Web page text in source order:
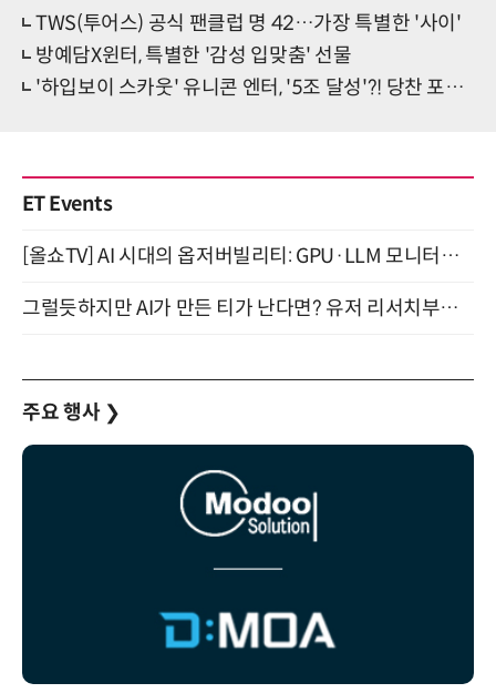
TWS(투어스) 공식 팬클럽 명 42…가장 특별한 '사이'
방예담X윈터, 특별한 '감성 입맞춤' 선물
'하입보이 스카웃' 유니콘 엔터, '5조 달성'?! 당찬 포부 눈길
ET Events
[올쇼TV] AI 시대의 옵저버빌리티: GPU·LLM 모니터링부터 AI 기반 장애 대응까지 (8/11 생방송)
그럴듯하지만 AI가 만든 티가 난다면? 유저 리서치부터 배포까지! (9/15)
주요 행사 ❯